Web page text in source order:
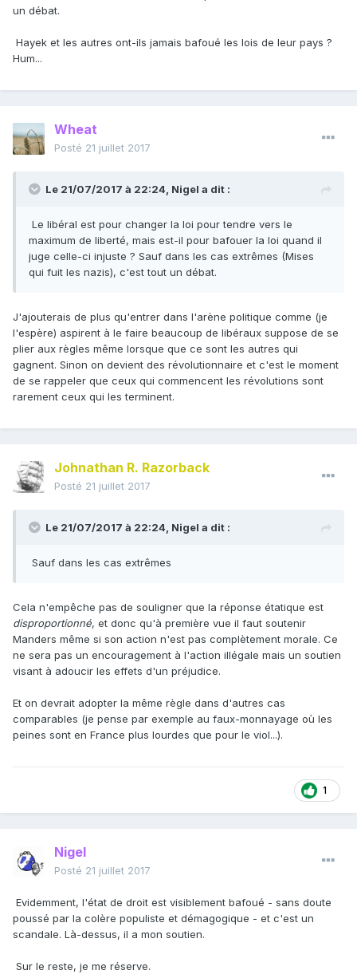
un débat.
Hayek et les autres ont-ils jamais bafoué les lois de leur pays ?
Hum...
Wheat
Posté 21 juillet 2017
Le 21/07/2017 à 22:24, Nigel a dit :
Le libéral est pour changer la loi pour tendre vers le
maximum de liberté, mais est-il pour bafouer la loi quand il
juge celle-ci injuste ? Sauf dans les cas extrêmes (Mises
qui fuit les nazis), c'est tout un débat.
J'ajouterais de plus qu'entrer dans l'arène politique comme (je
l'espère) aspirent à le faire beaucoup de libéraux suppose de se
plier aux règles même lorsque que ce sont les autres qui
gagnent. Sinon on devient des révolutionnaire et c'est le moment
de se rappeler que ceux qui commencent les révolutions sont
rarement ceux qui les terminent.
Johnathan R. Razorback
Posté 21 juillet 2017
Le 21/07/2017 à 22:24, Nigel a dit :
Sauf dans les cas extrêmes
Cela n'empêche pas de souligner que la réponse étatique est
disproportionné, et donc qu'à première vue il faut soutenir
Manders même si son action n'est pas complètement morale. Ce
ne sera pas un encouragement à l'action illégale mais un soutien
visant à adoucir les effets d'un préjudice.
Et on devrait adopter la même règle dans d'autres cas
comparables (je pense par exemple au faux-monnayage où les
peines sont en France plus lourdes que pour le viol...).
1
Nigel
Posté 21 juillet 2017
Evidemment, l'état de droit est visiblement bafoué - sans doute
poussé par la colère populiste et démagogique - et c'est un
scandale. Là-dessus, il a mon soutien.
Sur le reste, je me réserve.